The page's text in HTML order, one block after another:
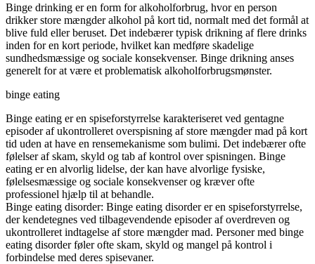
Binge drinking er en form for alkoholforbrug, hvor en person
drikker store mængder alkohol på kort tid, normalt med det formål at
blive fuld eller beruset. Det indebærer typisk drikning af flere drinks
inden for en kort periode, hvilket kan medføre skadelige
sundhedsmæssige og sociale konsekvenser. Binge drikning anses
generelt for at være et problematisk alkoholforbrugsmønster.
binge eating
Binge eating er en spiseforstyrrelse karakteriseret ved gentagne
episoder af ukontrolleret overspisning af store mængder mad på kort
tid uden at have en rensemekanisme som bulimi. Det indebærer ofte
følelser af skam, skyld og tab af kontrol over spisningen. Binge
eating er en alvorlig lidelse, der kan have alvorlige fysiske,
følelsesmæssige og sociale konsekvenser og kræver ofte
professionel hjælp til at behandle.
Binge eating disorder: Binge eating disorder er en spiseforstyrrelse,
der kendetegnes ved tilbagevendende episoder af overdreven og
ukontrolleret indtagelse af store mængder mad. Personer med binge
eating disorder føler ofte skam, skyld og mangel på kontrol i
forbindelse med deres spisevaner.